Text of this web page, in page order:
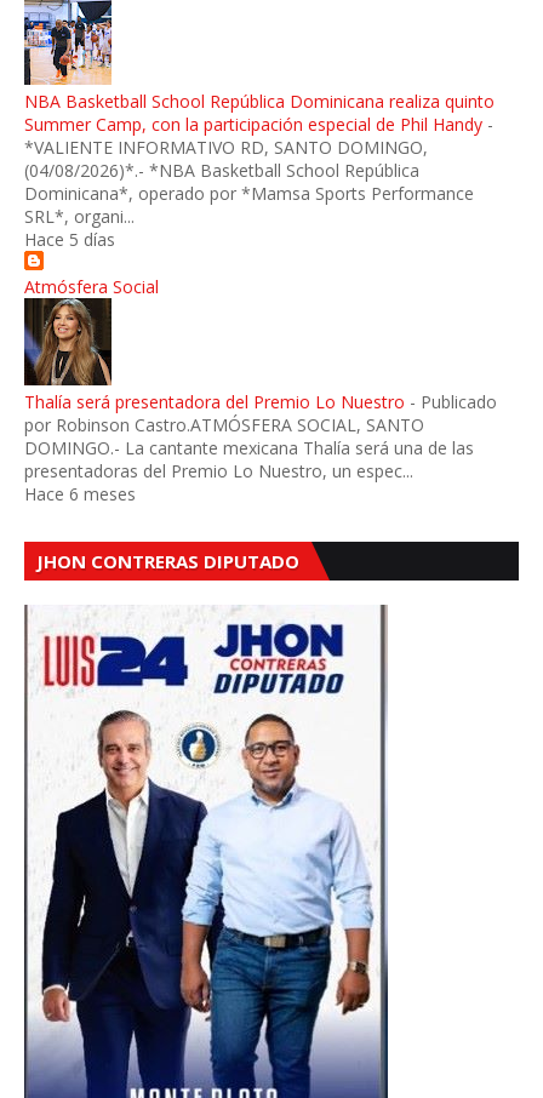
NBA Basketball School República Dominicana realiza quinto
Summer Camp, con la participación especial de Phil Handy -
*VALIENTE INFORMATIVO RD, SANTO DOMINGO,
(04/08/2026)*.- *NBA Basketball School República
Dominicana*, operado por *Mamsa Sports Performance
SRL*, organi...
Hace 5 días
Atmósfera Social
Thalía será presentadora del Premio Lo Nuestro - Publicado
por Robinson Castro.ATMÓSFERA SOCIAL, SANTO
DOMINGO.- La cantante mexicana Thalía será una de las
presentadoras del Premio Lo Nuestro, un espec...
Hace 6 meses
JHON CONTRERAS DIPUTADO